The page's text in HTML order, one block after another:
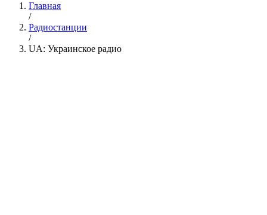
Главная
/
Радиостанции
/
UA: Украинское радио